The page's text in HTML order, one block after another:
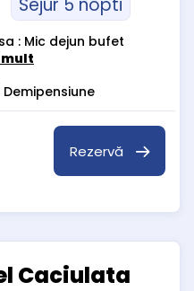
: Mic dejun bufet
Demipensiune
Rezervă
Caciulata